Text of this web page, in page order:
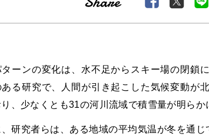
ターンの変化は、水不足からスキー場の閉鎖
る研究で、人間が引き起こした気候変動が
り、少なくとも31の河川流域で積雪量が明らか
、研究者らは、ある地域の平均気温が冬を通